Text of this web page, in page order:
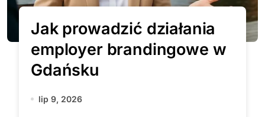
Jak prowadzić działania
employer brandingowe w
Gdańsku
lip 9, 2026